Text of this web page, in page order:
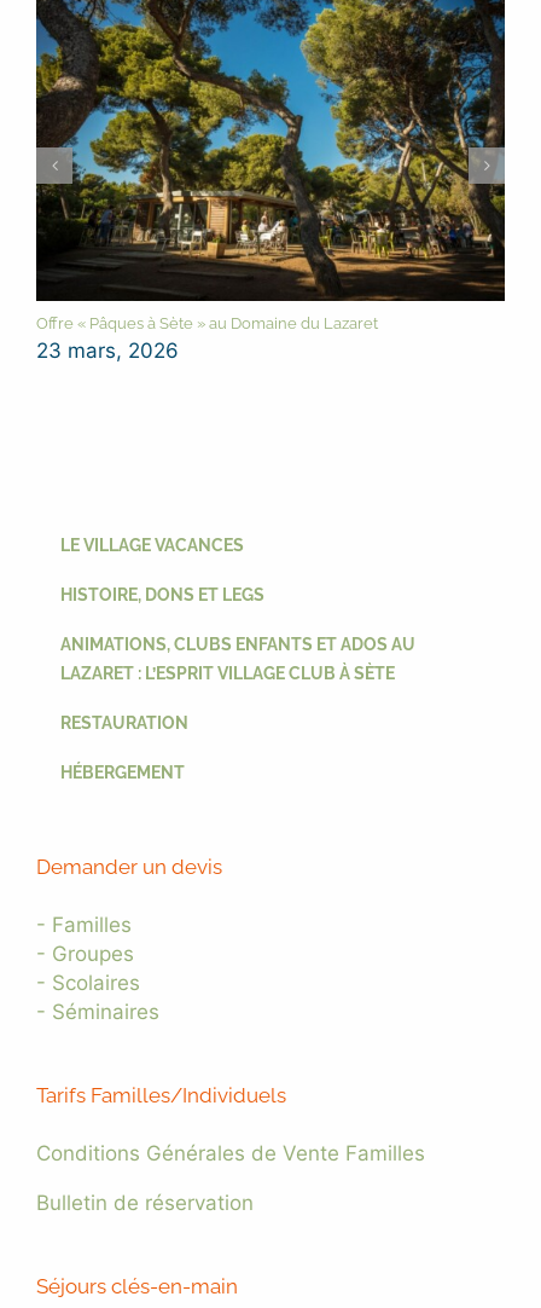
Offre « Pâques à Sète » au Domaine du Lazaret
23 mars, 2026
LE VILLAGE VACANCES
HISTOIRE, DONS ET LEGS
ANIMATIONS, CLUBS ENFANTS ET ADOS AU
LAZARET : L’ESPRIT VILLAGE CLUB À SÈTE
RESTAURATION
HÉBERGEMENT
Demander un devis
- Familles
- Groupes
- Scolaires
- Séminaires
Tarifs Familles/Individuels
Conditions Générales de Vente Familles
Bulletin de réservation
Séjours clés-en-main